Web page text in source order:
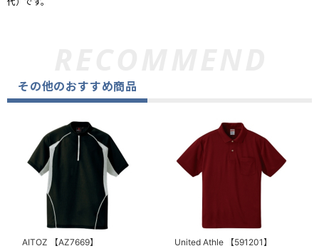
その他のおすすめ商品
AITOZ 【AZ7669】 United Athle 【591201】